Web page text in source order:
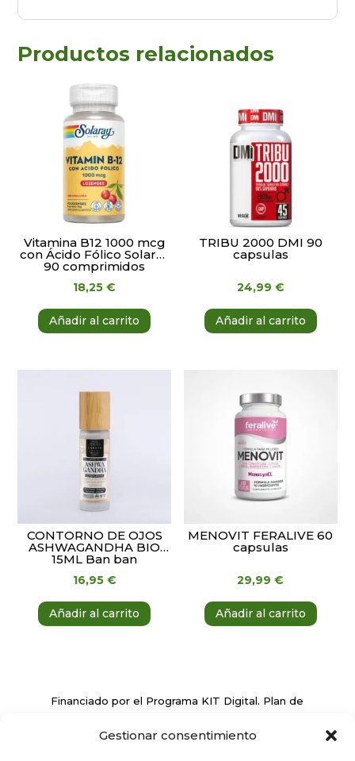
Gestionar consentimiento
Productos relacionados
Vitamina B12 1000 mcg
con Ácido Fólico Solaray
90 comprimidos
18,25€
Añadir al carrito
TRIBU 2000 DMI 90
capsulas
24,99 €
Añadir al carrito
CONTORNO DE OJOS
ASHWAGANDHA BIO
15ML Ban ban
16,95 €
Añadir al carrito
MENOVIT FERALIVE 60
capsulas
29,99€
Añadir al carrito
Financiado por el Programa KIT Digital. Plan de
España ‘Next Generation EU’